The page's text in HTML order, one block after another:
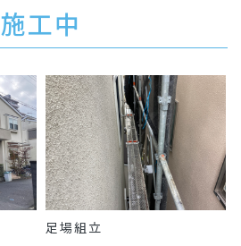
施工中
足場組立